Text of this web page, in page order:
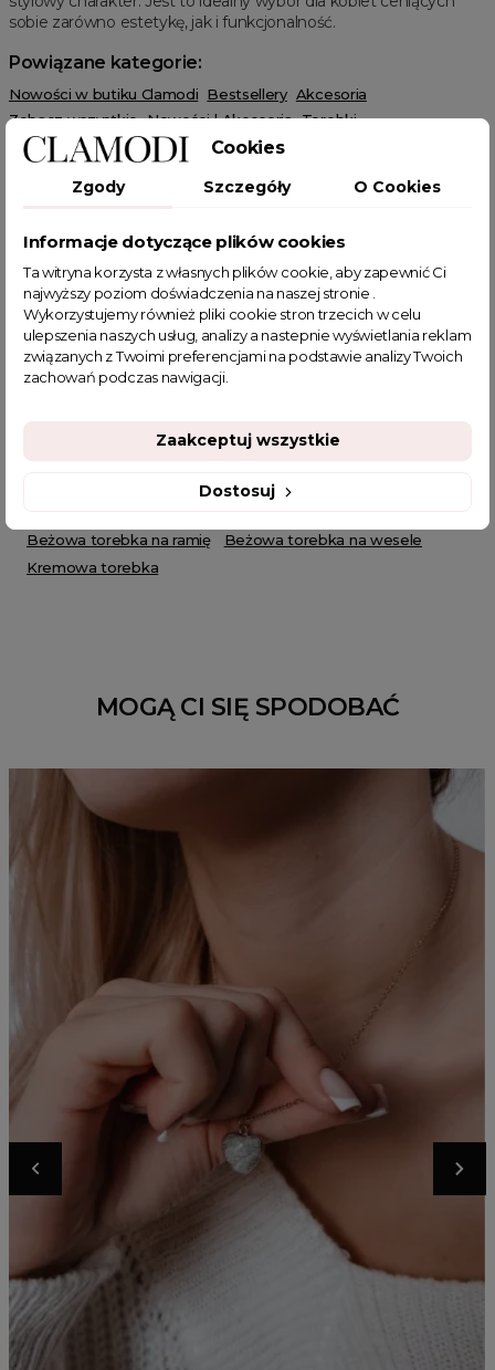
sobie zarówno estetykę, jak i funkcjonalność.
Powiązane kategorie:
Nowości w butiku Clamodi Bestsellery Akcesoria
Zobacz wszystkie Nowości | Akcesoria Torebki
Najnowsze produkty
Torebki damskie
Torebki listonoszki
POWIĄZANE TAGI
torebki damskie
torebki kuferki
torebka wieczorowa
Beżowa torebka na ramię
Beżowa torebka na wesele
Kremowa torebka
MOGĄ CI SIĘ SPODOBAĆ
Cookies
Zgody Szczegóły O Cookies
Informacje dotyczące plików cookies
Ta witryna korzysta z własnych plików cookie, aby zapewnić Ci
najwyższy poziom doświadczenia na naszej stronie .
Wykorzystujemy również pliki cookie stron trzecich w celu
ulepszenia naszych usług, analizy a nastepnie wyświetlania reklam
związanych z Twoimi preferencjami na podstawie analizy Twoich
zachowań podczas nawigacji.
Dostosuj
Zaakceptuj wszystkie